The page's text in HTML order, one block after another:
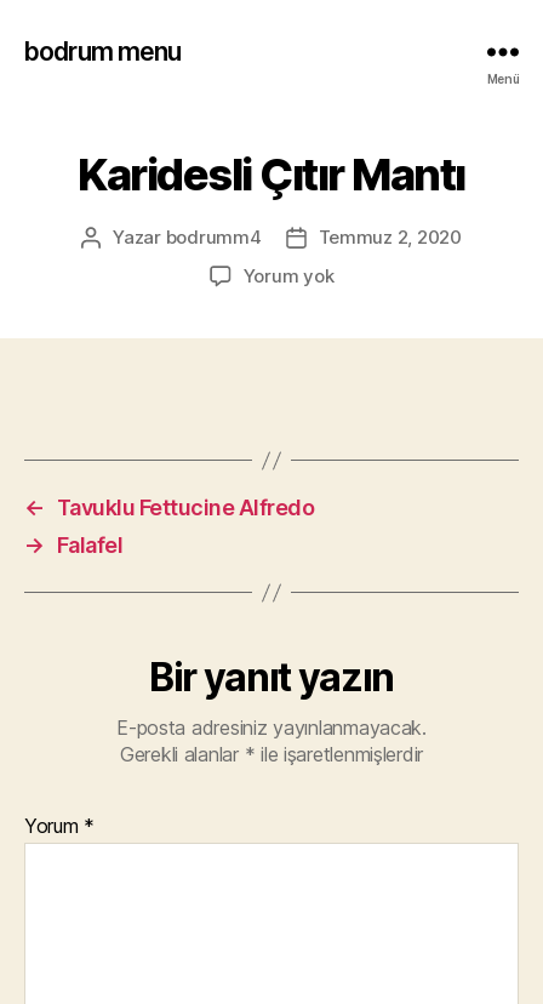
bodrum menu
Menü
Karidesli Çıtır Mantı
Yazar bodrumm4
Temmuz 2, 2020
Yorum yok
←
Tavuklu Fettucine Alfredo
→
Falafel
Bir yanıt yazın
E-posta adresiniz yayınlanmayacak.
Gerekli alanlar * ile işaretlenmişlerdir
Yorum *